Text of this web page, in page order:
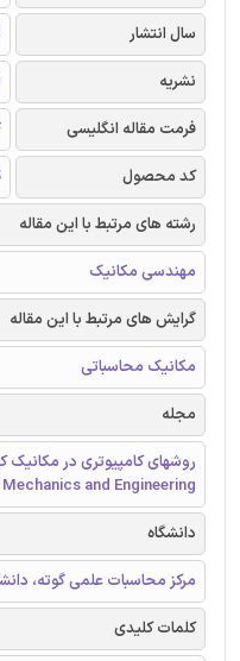
سال انتشار
نشریه
فرمت مقاله انگلیسی
کد محصول
رشته های مرتبط با این مقاله
مهندسی مکانیک
گرایش های مرتبط با این مقاله
مکانیک محاسباتی
مجله
and Engineering
دانشگاه
مرکز محاسبات علمی گوته،
کلمات کلیدی